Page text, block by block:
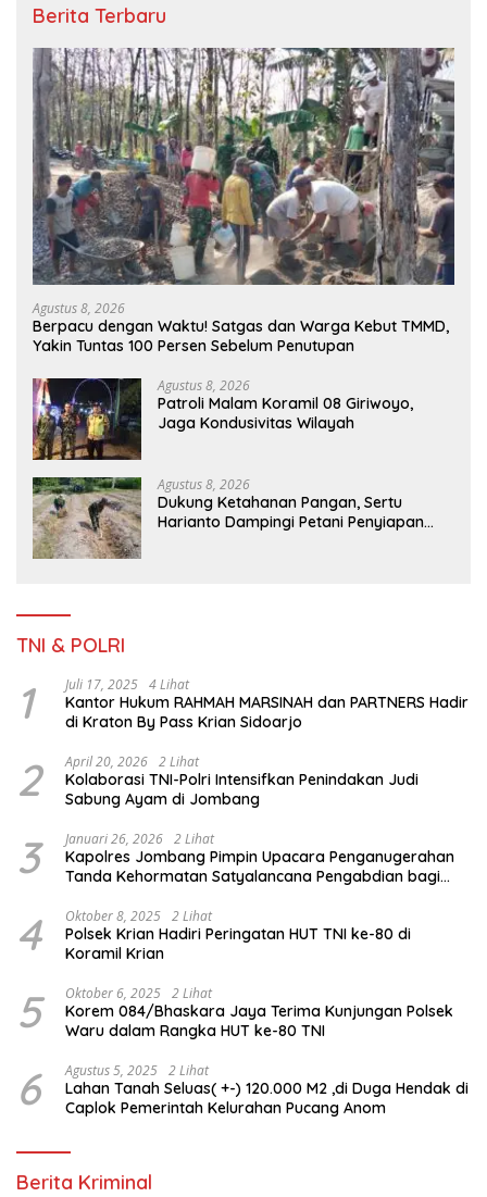
Berita Terbaru
Agustus 8, 2026
Berpacu dengan Waktu! Satgas dan Warga Kebut TMMD,
Yakin Tuntas 100 Persen Sebelum Penutupan
Agustus 8, 2026
Patroli Malam Koramil 08 Giriwoyo,
Jaga Kondusivitas Wilayah
Agustus 8, 2026
Dukung Ketahanan Pangan, Sertu
Harianto Dampingi Petani Penyiapan
TNI & POLRI
1 Juli 17, 2025 4 Lihat
Kantor Hukum RAHMAH MARSINAH dan PARTNERS Hadir
di Kraton By Pass Krian Sidoarjo
2 April 20, 2026 2 Lihat
Kolaborasi TNI-Polri Intensifkan Penindakan Judi
Sabung Ayam di Jombang
3 Januari 26, 2026 2 Lihat
Kapolres Jombang Pimpin Upacara Penganugerahan
Tanda Kehormatan Satyalancana Pengabdian bagi
4 Oktober 8, 2025 2 Lihat
Polsek Krian Hadiri Peringatan HUT TNI ke-80 di
Koramil Krian
5 Oktober 6, 2025 2 Lihat
Korem 084/Bhaskara Jaya Terima Kunjungan Polsek
6 Agustus 5, 2025 2 Lihat
Lahan Tanah Seluas( +-) 120.000 M2 ,di Duga Hendak di
Caplok Pemerintah Kelurahan Pucang Anom
Berita Kriminal